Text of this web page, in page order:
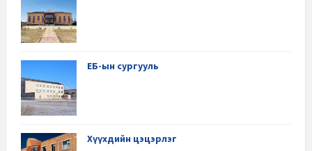
ЕБ-ын сургууль
Хүүхдийн цэцэрлэг